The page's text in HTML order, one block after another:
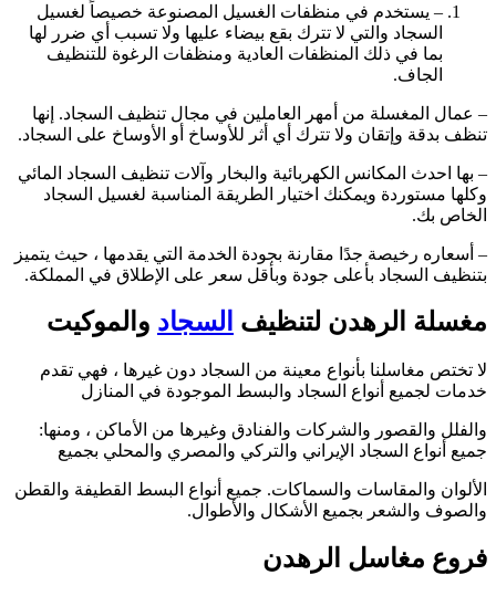
– يستخدم في منظفات الغسيل المصنوعة خصيصاً لغسيل
السجاد والتي لا تترك بقع بيضاء عليها ولا تسبب أي ضرر لها
بما في ذلك المنظفات العادية ومنظفات الرغوة للتنظيف
الجاف.
– عمال المغسلة من أمهر العاملين في مجال تنظيف السجاد. إنها
تنظف بدقة وإتقان ولا تترك أي أثر للأوساخ أو الأوساخ على السجاد.
– بها احدث المكانس الكهربائية والبخار وآلات تنظيف السجاد المائي
وكلها مستوردة ويمكنك اختيار الطريقة المناسبة لغسيل السجاد
الخاص بك.
– أسعاره رخيصة جدًا مقارنة بجودة الخدمة التي يقدمها ، حيث يتميز
بتنظيف السجاد بأعلى جودة وبأقل سعر على الإطلاق في المملكة.
مغسلة الرهدن لتنظيف السجاد والموكيت
لا تختص مغاسلنا بأنواع معينة من السجاد دون غيرها ، فهي تقدم
خدمات لجميع أنواع السجاد والبسط الموجودة في المنازل
والفلل والقصور والشركات والفنادق وغيرها من الأماكن ، ومنها:
جميع أنواع السجاد الإيراني والتركي والمصري والمحلي بجميع
الألوان والمقاسات والسماكات. جميع أنواع البسط القطيفة والقطن
والصوف والشعر بجميع الأشكال والأطوال.
فروع مغاسل الرهدن